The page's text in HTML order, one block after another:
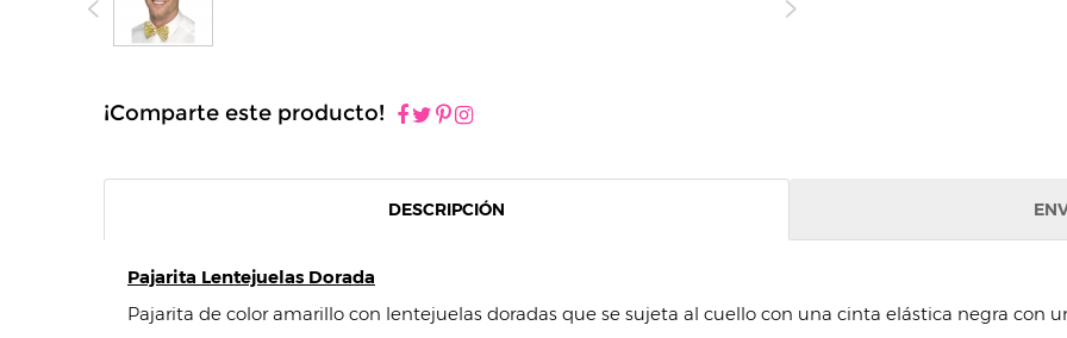
¡Comparte este producto!
DESCRIPCIÓN
Pajarita Lentejuelas Dorada
Pajarita de color amarillo con lentejuelas doradas que se sujeta al cuello con una cinta elástica negra con